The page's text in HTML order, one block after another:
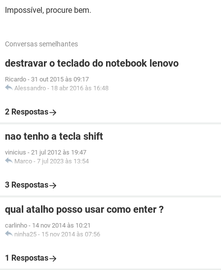
Impossível, procure bem.
Conversas semelhantes
destravar o teclado do notebook lenovo
Ricardo - 31 out 2015 às 09:17
Alessandro - 18 abr 2016 às 16:48
2 Respostas
nao tenho a tecla shift
vinicius - 21 jul 2012 às 19:47
Marco - 7 jul 2023 às 13:54
3 Respostas
qual atalho posso usar como enter ?
carlinho - 14 nov 2014 às 10:21
ninha25 - 15 nov 2014 às 07:56
1 Respostas